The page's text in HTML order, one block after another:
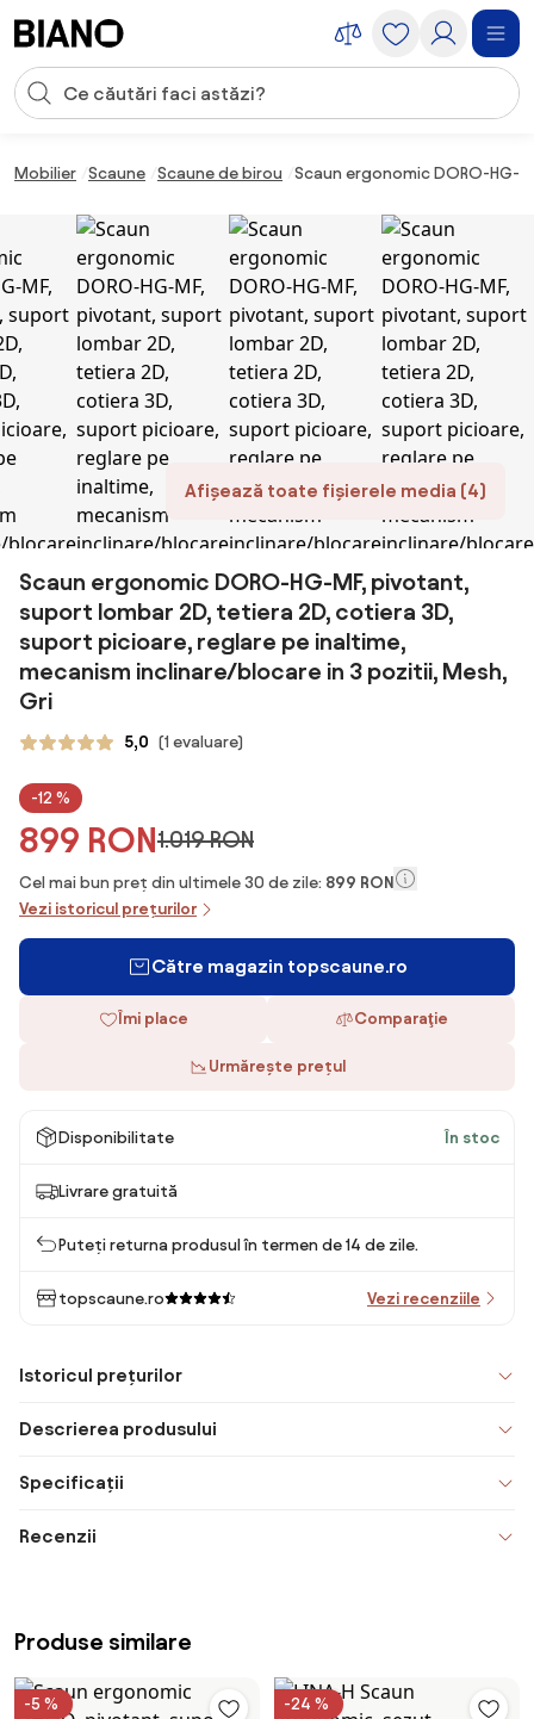
Introducerea căutării
Mobilier Scaune Scaune de birou Scaun ergonomic DORO-HG-
Afișează toate fișierele media (4)
Scaun ergonomic DORO-HG-MF, pivotant,
suport lombar 2D, tetiera 2D, cotiera 3D,
suport picioare, reglare pe inaltime,
mecanism inclinare/blocare in 3 pozitii, Mesh,
Gri
5,0 (1 evaluare)
-12 %
899 RON1.019 RON
Cel mai bun preț din ultimele 30 de zile: 899 RON
Vezi istoricul prețurilor
Către magazin topscaune.ro
Îmi place Comparaţie
Urmărește prețul
Disponibilitate În stoc
Livrare gratuită
Puteți returna produsul în termen de 14 de zile.
topscaune.ro Vezi recenziile
Istoricul prețurilor
Descrierea produsului
Specificații
Recenzii
Produse similare
-5 % -24 %